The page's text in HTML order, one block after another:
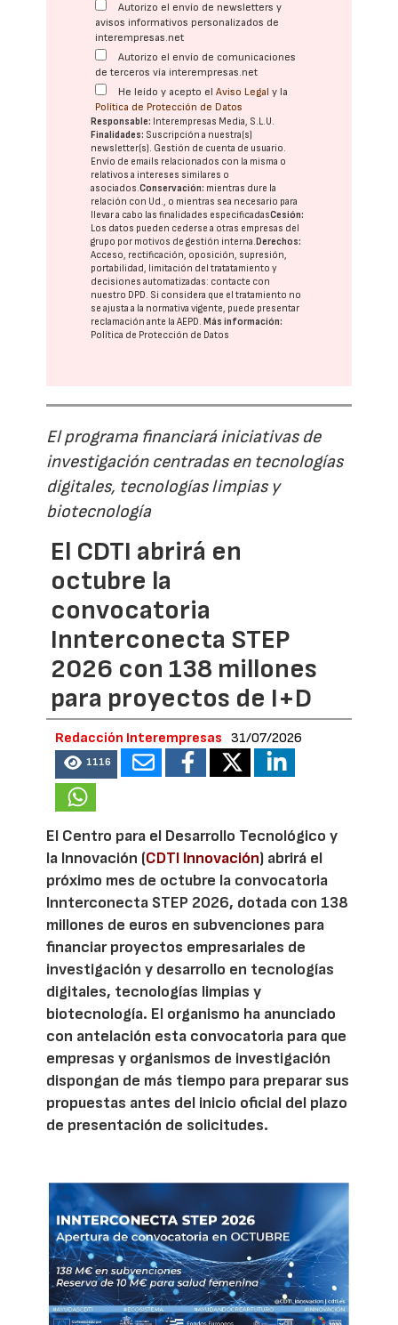
Autorizo el envío de newsletters y
avisos informativos personalizados de
interempresas.net
Autorizo el envío de comunicaciones
de terceros vía interempresas.net
He leído y acepto elAviso Legal y la
Política de Protección de Datos
Responsable: Interempresas Media, S.L.U.
Finalidades: Suscripción a nuestra(s)
newsletter(s). Gestión de cuenta de usuario.
Envío de emails relacionados con la misma o
relativos a intereses similares o
asociados.Conservación: mientras dure la
relación con Ud., o mientras sea necesario para
llevar a cabo las finalidades especificadasCesión:
Los datos pueden cederse a otras empresas del
grupo por motivos de gestión interna. Derechos:
Acceso, rectificación, oposición, supresión,
portabilidad, limitación del tratatamiento y
decisiones automatizadas: contacte con
nuestro DPD. Si considera que el tratamiento no
se ajusta a la normativa vigente, puede presentar
reclamación ante laAEPD. Más información:
Política de Protección de Datos
El programa financiará iniciativas de
investigación centradas en tecnologías
digitales, tecnologías limpias y
biotecnología
El CDTI abrirá en
octubre la
convocatoria
Innterconecta STEP
2026 con 138 millones
para proyectos de I+D
Redacción Interempresas 31/07/2026
1116
El Centro para el Desarrollo Tecnológico y
la Innovación (CDTI Innovación) abrirá el
próximo mes de octubre la convocatoria
Innterconecta STEP 2026, dotada con 138
millones de euros en subvenciones para
financiar proyectos empresariales de
investigación y desarrollo en tecnologías
digitales, tecnologías limpias y
biotecnología. El organismo ha anunciado
con antelación esta convocatoria para que
empresas y organismos de investigación
dispongan de más tiempo para preparar sus
propuestas antes del inicio oficial del plazo
de presentación de solicitudes.